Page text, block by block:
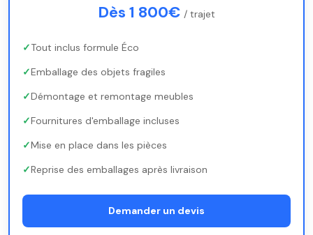
Dès 1 800€ / trajet
Tout inclus formule Éco
Emballage des objets fragiles
Démontage et remontage meubles
Fournitures d'emballage incluses
Mise en place dans les pièces
Reprise des emballages après livraison
Demander un devis